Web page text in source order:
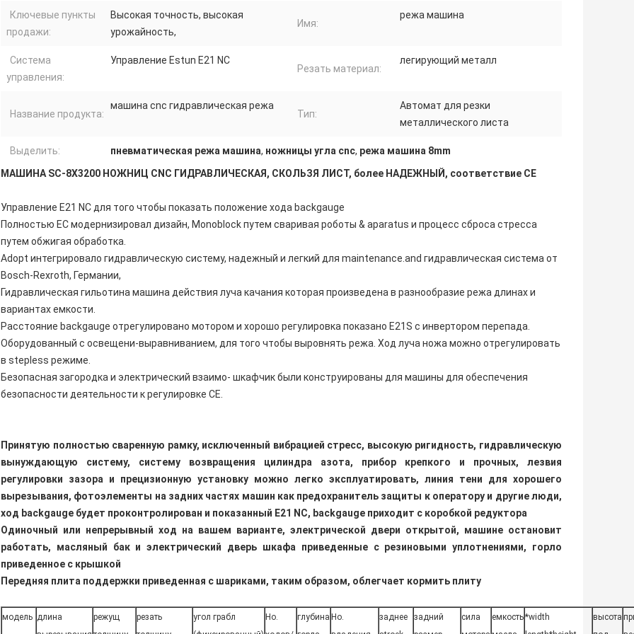
Ключевые пункты
продажи:
Высокая точность, высокая
урожайность,
Имя:
режа машина
Система
управления:
Управление Estun E21 NC
Резать материал:
легирующий металл
Название продукта:
машина cnc гидравлическая режа
Тип:
Автомат для резки
металлического листа
Выделить: пневматическая режа машина, ножницы угла cnc, режа машина 8mm
МАШИНА SC-8X3200 НОЖНИЦ CNC ГИДРАВЛИЧЕСКАЯ, СКОЛЬЗЯ ЛИСТ, более НАДЕЖНЫЙ, соответствие CE
Управление E21 NC для того чтобы показать положение хода backgauge
Полностью ЕС модернизировал дизайн, Monoblock путем сваривая роботы & aparatus и процесс сброса стресса
путем обжигая обработка.
Adopt интегрировало гидравлическую систему, надежный и легкий для maintenance.and гидравлическая система от
Bosch-Rexroth, Германии,
Гидравлическая гильотина машина действия луча качания которая произведена в разнообразие режа длинах и
вариантах емкости.
Расстояние backgauge отрегулировано мотором и хорошо регулировка показано E21S с инвертором перепада.
Оборудованный с освещени-выравниванием, для того чтобы выровнять режа. Ход луча ножа можно отрегулировать
в stepless режиме.
Безопасная загородка и электрический взаимо- шкафчик были конструированы для машины для обеспечения
безопасности деятельности к регулировке CE.
Принятую полностью сваренную рамку, исключенный вибрацией стресс, высокую ригидность, гидравлическую
вынуждающую систему, систему возвращения цилиндра азота, прибор крепкого и прочных, лезвия
регулировки зазора и прецизионную установку можно легко эксплуатировать, линия тени для хорошего
вырезывания, фотоэлементы на задних частях машин как предохранитель защиты к оператору и другие люди,
ход backgauge будет проконтролирован и показанный E21 NC, backgauge приходит с коробкой редуктора
Одиночный или непрерывный ход на вашем варианте, электрической двери открытой, машине остановит
работать, масляный бак и электрический дверь шкафа приведенные с резиновыми уплотнениями, горло
приведенное с крышкой
Передняя плита поддержки приведенная с шариками, таким образом, облегчает кормить плиту
модель длина
режущ
резать
угол грабл
Но.
глубина Но.
заднее
задний
сила
емкость*width
высота